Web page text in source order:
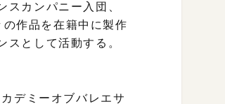
カンパニー入団、
作品を在籍中に製作
として活動する。
デミーオブバレエサ